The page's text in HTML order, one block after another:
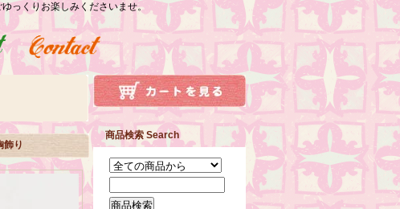
っくりお楽しみくださいませ。
飾り
商品検索 Search